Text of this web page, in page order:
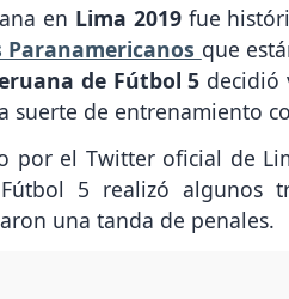
en Lima 2019fue
Paranamericanos que
de Fútbol 5 decidió
suerte de entrenamiento
por el Twitter oficial de
5 realizó algunos
una tanda de penales.